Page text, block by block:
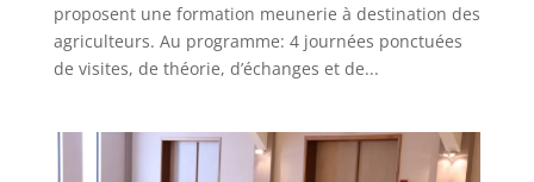
proposent une formation meunerie à destination des
agriculteurs. Au programme: 4 journées ponctuées
de visites, de théorie, d’échanges et de...